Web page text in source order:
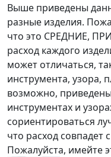
Выше приведены
разные изделия.
что это СРЕДНИЕ,
расход каждого
может отличаться,
инструмента, узора,
возможно,
инструментах и
сориентироваться
что расход совпадет
Пожалуйста, имейте